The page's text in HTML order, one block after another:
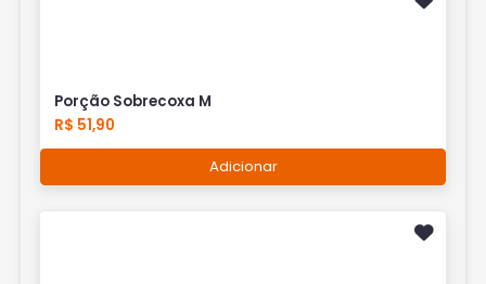
Porção Sobrecoxa M
R$ 51,90
Adicionar